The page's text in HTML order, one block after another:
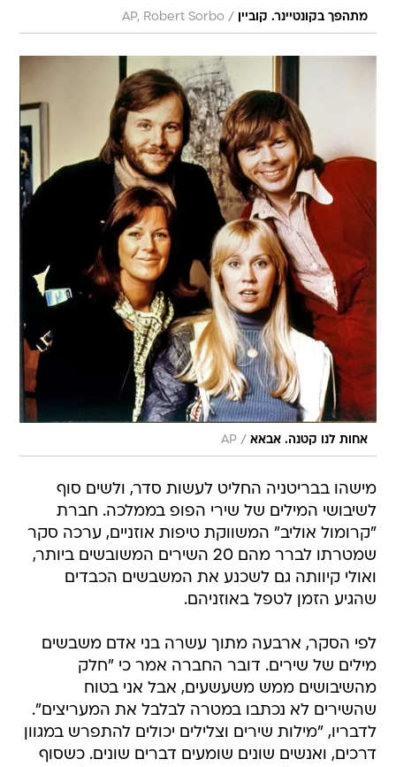
מתהפך בקונטיינר. קוביין /
AP, Robert Sorbo
אחות לנו קטנה. אבאא /
AP
מישהו בבריטניה החליט לעשות סדר, ולשים סוף
לשיבושי המילים של שירי הפופ בממלכה. חברת
"קרומול אוליב" המשווקת טיפות אוזניים, ערכה סקר
שמטרתו לברר מהם 20 השירים המשובשים ביותר,
ואולי קיוותה גם לשכנע את המשבשים הכבדים
שהגיע הזמן לטפל באוזניהם.
לפי הסקר, ארבעה מתוך עשרה בני אדם משבשים
מילים של שירים. דובר החברה אמר כי "חלק
מהשיבושים ממש משעשעים, אבל אני בטוח
שהשירים לא נכתבו במטרה לבלבל את המעריצים".
לדבריו, "מילות שירים וצלילים יכולים להתפרש במגוון
דרכים, ואנשים שונים שומעים דברים שונים. כשסוף